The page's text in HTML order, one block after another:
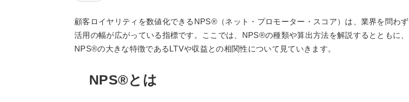
顧客ロイヤリティを数値化できるNPS®（ネット・プロモーター・スコア）は、業界を問わず
活用の幅が広がっている指標です。ここでは、NPS®の種類や算出方法を解説するとともに、
NPS®の大きな特徴であるLTVや収益との相関性について見ていきます。
NPS®とは